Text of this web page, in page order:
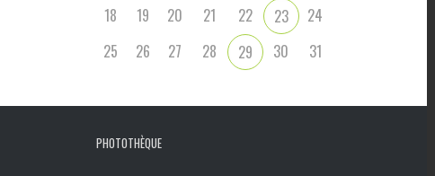
18
19 20 21 22 23
24
25
26 27 28 29 30 31
PHOTOTHÈQUE